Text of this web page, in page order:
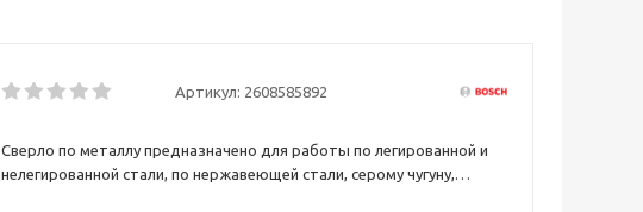
Артикул: 2608585892
Сверло по металлу предназначено для работы по легированной и
нелегированной стали, по нержавеющей стали, серому чугуну,